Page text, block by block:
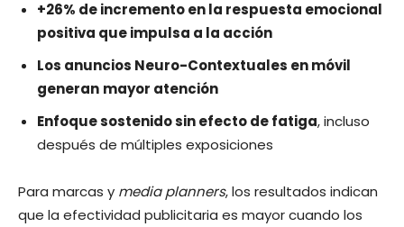
+26% de incremento en la respuesta emocional
positiva que impulsa a la acción
Los anuncios Neuro-Contextuales en móvil
generan mayor atención
Enfoque sostenido sin efecto de fatiga, incluso
después de múltiples exposiciones
Para marcas y media planners, los resultados indican
que la efectividad publicitaria es mayor cuando los